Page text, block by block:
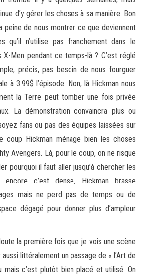
d’y gérer les choses à sa manière. Bon
peine de nous montrer ce que deviennent
qu’il n’utilise pas franchement dans le
Men pendant ce temps-là ? C’est réglé
précis, pas besoin de nous fourguer
à 3.99$ l’épisode. Non, là Hickman nous
la Terre peut tomber une fois privée
La démonstration convaincra plus ou
fans ou pas des équipes laissées sur
coup Hickman ménage bien les choses
Avengers. Là, pour le coup, on ne risque
pourquoi il faut aller jusqu’à chercher les
c’est dense, Hickman brasse
mais ne perd pas de temps ou de
dégagé pour donner plus d’ampleur
la première fois que je vois une scène
littéralement un passage de « l’Art de
mais c’est plutôt bien placé et utilisé. On